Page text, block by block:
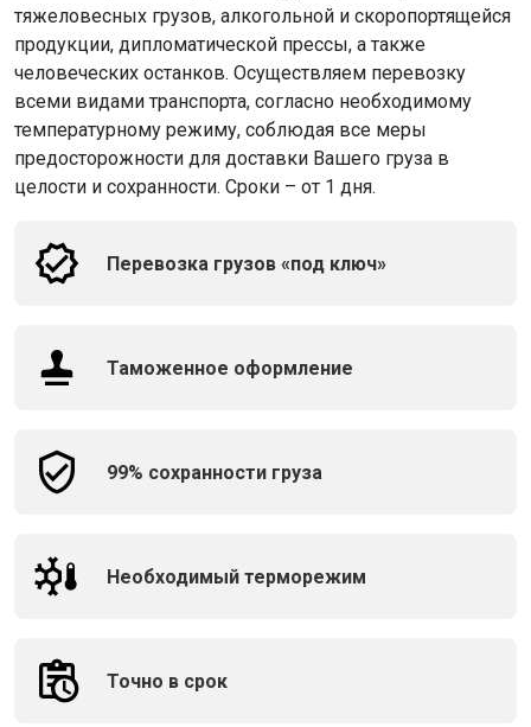
тяжеловесных грузов, алкогольной и скоропортящейся
продукции, дипломатической прессы, а также
человеческих останков. Осуществляем перевозку
всеми видами транспорта, согласно необходимому
температурному режиму, соблюдая все меры
предосторожности для доставки Вашего груза в
целости и сохранности. Сроки – от 1 дня.
Перевозка грузов «под ключ»
Таможенное оформление
99% сохранности груза
Необходимый терморежим
Точно в срок